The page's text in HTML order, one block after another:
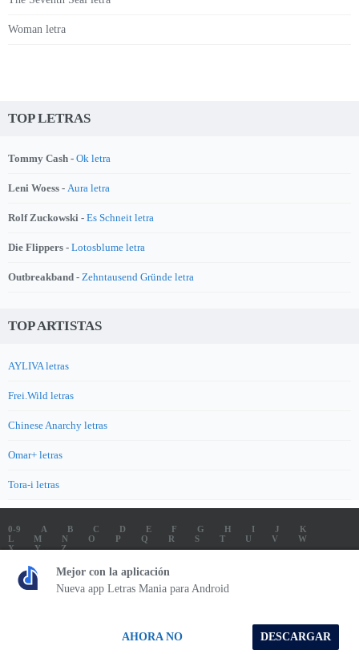
Woman letra
TOP LETRAS
Tommy Cash - Ok letra
Leni Woess - Aura letra
Rolf Zuckowski - Es Schneit letra
Die Flippers - Lotosblume letra
Outbreakband - Zehntausend Gründe letra
TOP ARTISTAS
AYLIVA letras
Frei.Wild letras
Chinese Anarchy letras
Omar+ letras
Tora-i letras
0-9 A B C D E F G H I J
K
L
M N O P Q R S T U V
W
X
Y
Z
LETRAS
SOUNDTRACK LETRAS
TOP 100 LETRAS
ENVIA LETRAS
Letrasmania.com - Copyright © 2026 - All Rights Reserved
Mejor con la aplicación
Nueva app Letras Mania para Android
DESCARGAR
AHORA NO